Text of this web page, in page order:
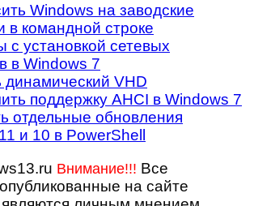
Windows на заводские
в командной строке
с установкой сетевых
в Windows 7
динамический VHD
поддержку AHCI в Windows 7
отдельные обновления
и 10 в PowerShell
Внимание!!! Все
на сайте